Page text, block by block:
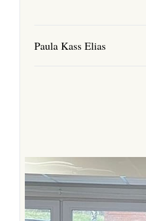
Paula Kass Elias